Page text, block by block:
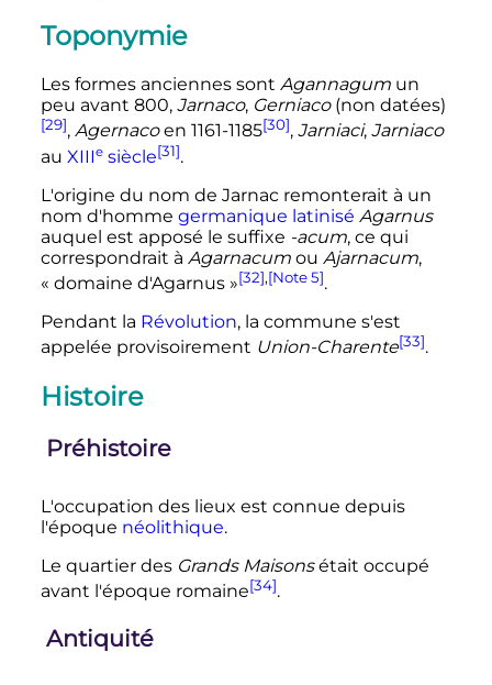
Toponymie
Les formes anciennes sont Agannagumun
peu avant 800, Jarnaco, Gerniaco(non datées)
[29], Agernacoen 1161-1185[30], Jarniaci, Jarniaco
au XIIIesiècle[31].
L'origine du nom de Jarnac remonterait à un
nom d'homme germanique latinisé Agarnus
auquel est apposé le suffixe -acum, ce qui
correspondrait à Agarnacumou Ajarnacum,
« domaine d'Agarnus »[32],[Note 5].
Pendant la Révolution, la commune s'est
appelée provisoirement Union-Charente[33].
Histoire
Préhistoire
L'occupation des lieux est connue depuis
l'époque néolithique.
Le quartier des Grands Maisonsétait occupé
avant l'époque romaine[34].
Antiquité